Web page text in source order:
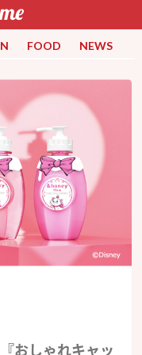
FOOD NEWS
おしゃれキャッ